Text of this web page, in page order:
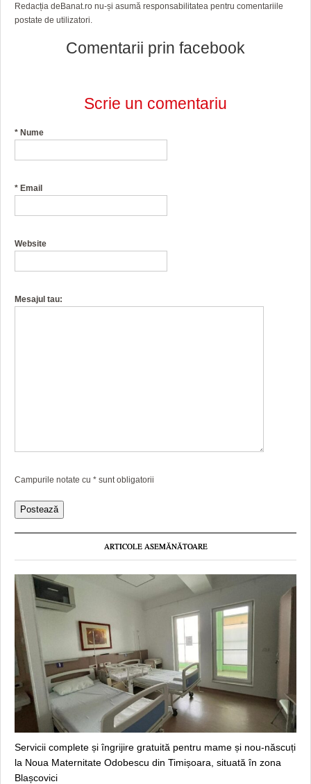
Redacția deBanat.ro nu-și asumă responsabilitatea pentru comentariile
postate de utilizatori.
Comentarii prin facebook
Scrie un comentariu
* Nume
* Email
Website
Mesajul tau:
Campurile notate cu * sunt obligatorii
ARTICOLE ASEMĂNĂTOARE
Servicii complete și îngrijire gratuită pentru mame și nou-născuți
la Noua Maternitate Odobescu din Timișoara, situată în zona
Blașcovici